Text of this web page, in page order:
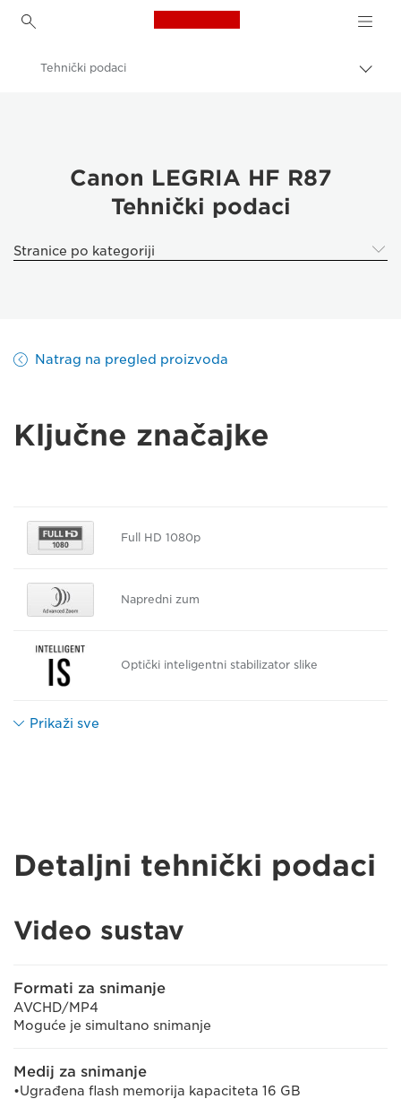
Canon Logo, back to
Tehnički podaci
Canon LEGRIA HF R87
Tehnički podaci
Stranice po kategoriji
Natrag na pregled proizvoda
Ključne značajke
Full HD 1080p
Napredni zum
Optički inteligentni stabilizator slike
Prikaži sve
Detaljni tehnički podaci
Video sustav
Formati za snimanje
AVCHD/MP4
Moguće je simultano snimanje
Medij za snimanje
•Ugrađena flash memorija kapaciteta 16 GB